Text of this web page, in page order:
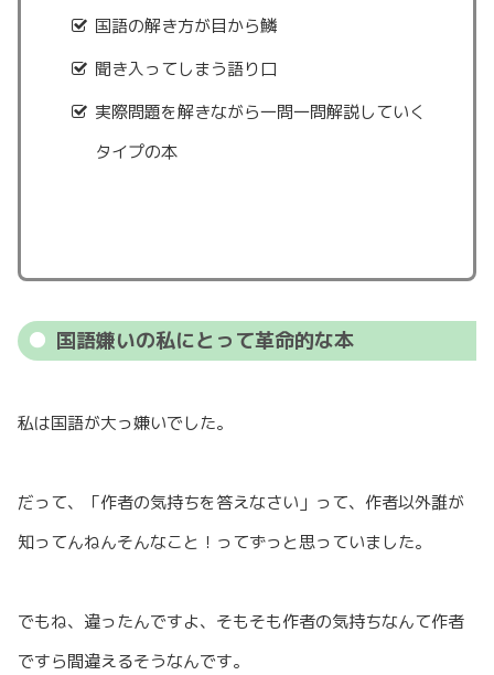
国語の解き方が目から鱗
聞き入ってしまう語り口
実際問題を解きながら一問一問解説していく
タイプの本
国語嫌いの私にとって革命的な本
私は国語が大っ嫌いでした。
だって、「作者の気持ちを答えなさい」って、作者以外誰が
知ってんねんそんなこと！ってずっと思っていました。
でもね、違ったんですよ、そもそも作者の気持ちなんて作者
ですら間違えるそうなんです。